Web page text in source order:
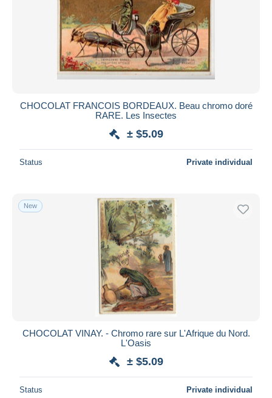
CHOCOLAT FRANCOIS BORDEAUX. Beau chromo doré
RARE. Les Insectes
± $5.09
Status Private individual
New
CHOCOLAT VINAY. - Chromo rare sur L'Afrique du Nord.
L'Oasis
± $5.09
Status Private individual